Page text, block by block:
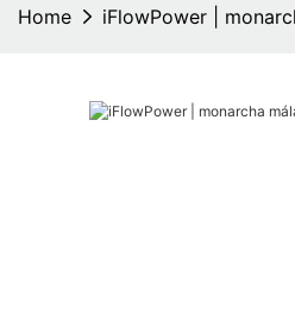
Home iFlowPower |